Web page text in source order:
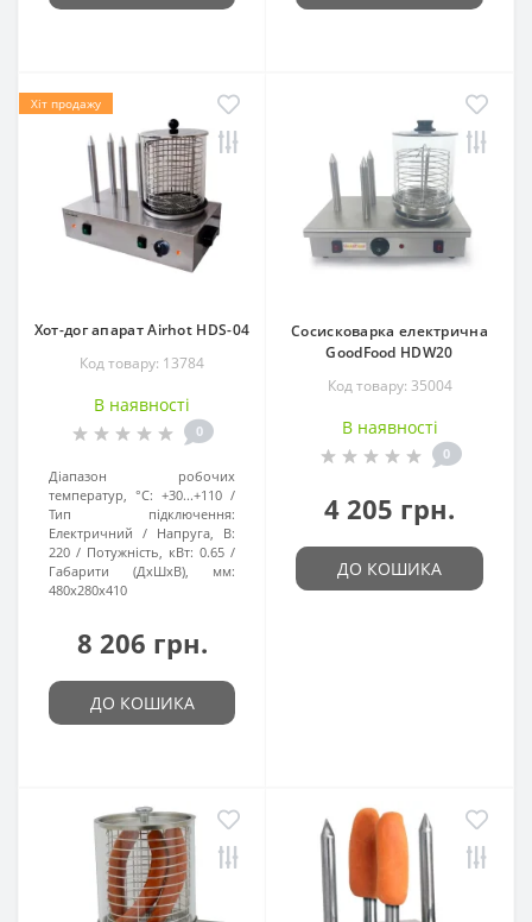
Хіт продажу
Хот-дог апарат Airhot HDS-04
Код товару: 13784
В наявності
0
Діапазон робочих
температур, °C: +30...+110
Тип підключення:
Електричний
Напруга, В:
220
Потужність, кВт: 0.65
Габарити (ДхШхВ), мм:
480x280x410
8 206 грн.
ДО КОШИКА
Сосисковарка електрична
GoodFood HDW20
Код товару: 35004
В наявності
0
4 205 грн.
ДО КОШИКА